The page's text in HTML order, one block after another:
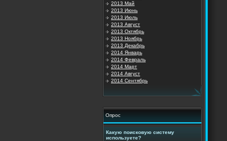
2013 Май
2013 Июнь
2013 Июль
2013 Август
2013 Октябрь
2013 Ноябрь
2013 Декабрь
2014 Январь
2014 Февраль
2014 Март
2014 Август
2014 Сентябрь
Опрос
Какую поисковую систему
используете?